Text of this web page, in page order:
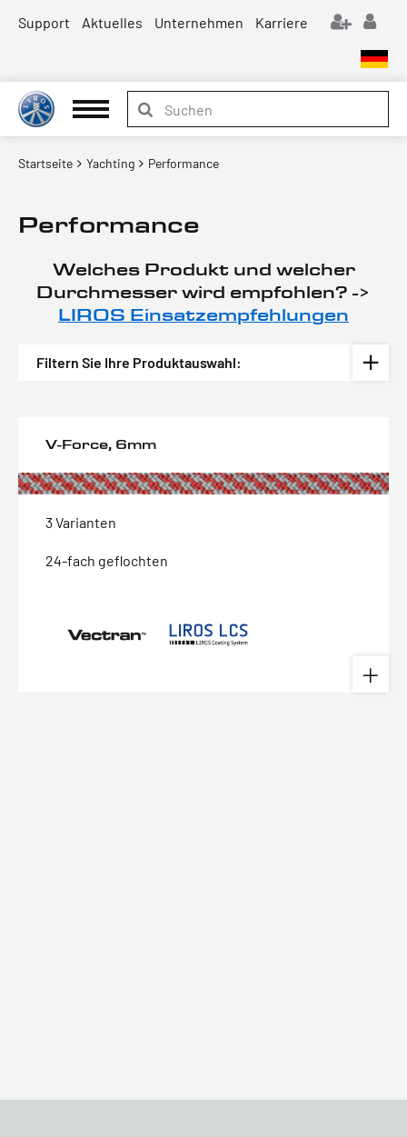
Support Aktuelles Unternehmen Karriere
Startseite Yachting Performance
Performance
Welches Produkt und welcher
Durchmesser wird empfohlen? ->
LIROS Einsatzempfehlungen
Filtern Sie Ihre Produktauswahl:
V-Force, 6mm
3 Varianten
24-fach geflochten